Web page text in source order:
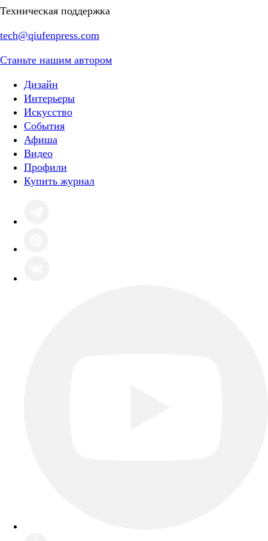
Техническая поддержка
tech@qiufenpress.com
Станьте нашим автором
Дизайн
Интерьеры
Искусство
События
Афиша
Видео
Профили
Купить журнал